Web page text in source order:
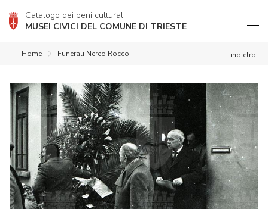
Catalogo dei beni culturali
MUSEI CIVICI DEL COMUNE DI TRIESTE
indietro
Home Funerali Nereo Rocco